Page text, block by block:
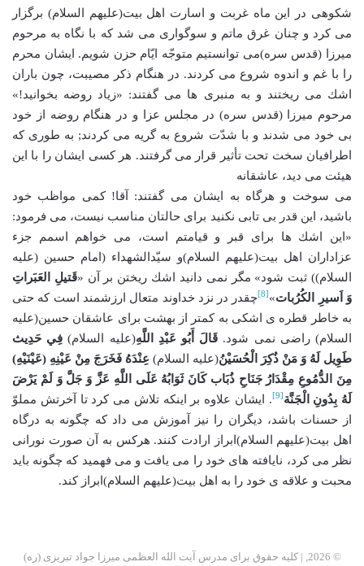
شكوهى در اين ماه غربت و اسارت اهل بيت(عليهم السلام) برگزار
مى كرد و چنان غرق ماتم و سوگوارى مى شد كه با نگاه به مرحوم
ميرزا (قدس سره)مى توانستيم متوجّه ايّام حزن شويم. ايشان محرم
را با غم و اندوه شروع مى كردند. در هنگام ذكر مصيبت، چون باران
اشك مى ريختند و به منبرى ها مى گفتند: «زياد روضه بخوانيد!»
مرحوم ميرزا (قدس سره) در مجلس عزا و در هنگام روضه از خود
بى خود مى شدند و با شدّت شروع به گريه مى كردند; به طورى كه
اطرافيان سخت تحت تأثير قرار مى گرفتند. هر كسى ايشان را با اين
هيئت مى ديد، عاشقانه
مى سوخت و هرگاه به ايشان مى گفتند: آقا! كمى مواظب خود
باشيد، اين قدر بى تابى نكنيد براى حالتان مناسب نيست، مى فرمود:
«اين اشك ها براى قبر و قيامتم است، مى خواهم اسمم جزء
عزاداران اهل بيت(عليهم السلام)و سيّدالشهداء (امام حسين (عليه
السلام)) ثبت شود» مگر نمى دانيد اشك ريختن بر آن «قَتيلِ العَبَراتِ
وَ اَسيرِ الكُرُبات»
[8]
چقدر در نزد خداوند متعال ارزشمند است كه حتى
به خاطر قطره ى اشكى به كمتر از بهشت براى عاشقان حسين(عليه
السلام) راضى نمى شود. قَالَ أَبُو عَبْدِ اللَّهِ(عليه السلام)فِي حَدِيث
طَوِيل لَهُ وَ مَنْ ذُكِرَ الْحُسَيْنُ(عليه السلام) عِنْدَهُ فَخَرَجَ مِنْ عَيْنِهِ (عَيْنَيْهِ)
مِنَ الدُّمُوعِ مِقْدَارُ جَنَاحِ ذُبَاب كَانَ ثَوَابُهُ عَلَى اللَّهِ عَزَّ وَ جَلَّ وَ لَمْ يَرْضَ
لَهُ بِدُونِ الْجَنَّة[9]
. ايشان علاوه بر اينكه تلاش مى كرد تا آخرتش مملوّ
از حسنات باشد، ديگران را نيز آموزش مى داد كه چگونه به درگاه
اهل بيت(عليهم السلام)ابراز ارادت كنند. هركس به آن صورت نورانى
نظر مى كرد، نايافته هاى خود را مى يافت و مى فهميد كه چگونه بايد
محبت و علاقه ى خود را به اهل بيت(عليهم السلام)ابراز كند.
© 2026, | کلیه حقوق برای مدرس آیت الله العظمی میرزا جواد تبریزی (ره)